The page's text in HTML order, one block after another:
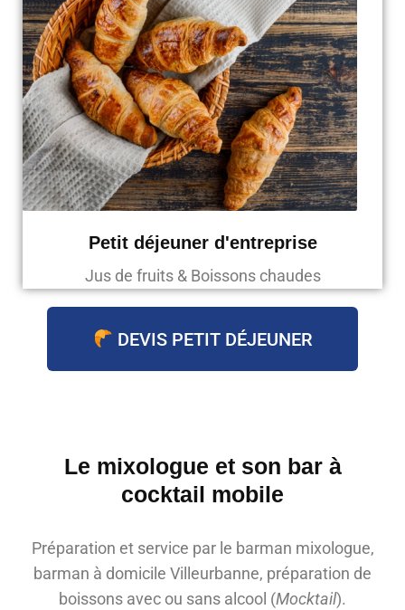
Petit déjeuner d'entreprise
Jus de fruits & Boissons chaudes
DEVIS PETIT DÉJEUNER
Le mixologue et son bar à
cocktail mobile
Préparation et service par le barman mixologue,
barman à domicile Villeurbanne, préparation de
boissons avec ou sans alcool (Mocktail).